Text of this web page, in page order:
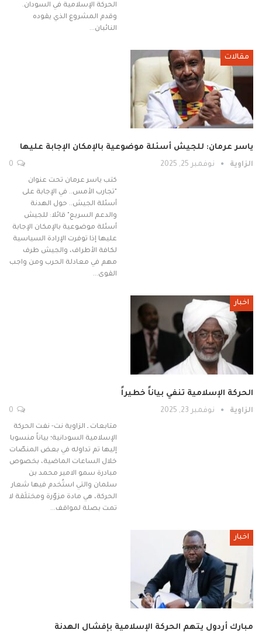
الحركة الإسلامية في السودان.
وقدم المشروع الذي يقوده
النائبان…
مقالات
ياسر عرمان: للجيش أسئلة موضوعية بالإمكان الإجابة عليها
الزاوية نوفمبر 25, 2025
كتب ياسر عرمان تحت عنوان
"تجارب الأمس.. في الإجابة على
أسئلة الجيش.. حول الهدنة
والدعم السريع" قائلا: للجيش
أسئلة موضوعية بالإمكان الإجابة
عليها إذا توفرت الإرادة السياسية
لكافة الأطراف، والجيش طرف
مهم في معادلة الحرب ومن واجب
القوى…
اخبار
الحركة الإسلامية تنفي بياناً خطيراً
الزاوية نوفمبر 23, 2025
متابعات ـ الزاوية نت- نفت الحركة
الإسلامية السودانية؛ بياناً منسوبا
إليها تم تداوله في بعض المنصّات
خلال الساعات الماضية، بخصوص
مبادرة سمو الامير محمد بن
سلمان والتي استُخدم فيها شعار
الحركة، هي مادة مزوّرة ومختلَقة لا
تمت بصلة لمواقف…
اخبار
مبارك أردول يتهم الحركة الإسلامية بإفشال الهدنة